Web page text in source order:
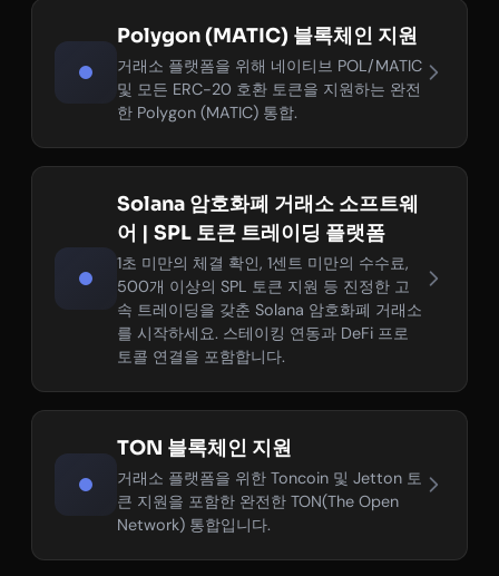
Polygon (MATIC) 블록체인 지원
거래소 플랫폼을 위해 네이티브 POL/MATIC
및 모든 ERC-20 호환 토큰을 지원하는 완전
한 Polygon (MATIC) 통합.
Solana 암호화폐 거래소 소프트웨
어 | SPL 토큰 트레이딩 플랫폼
1초 미만의 체결 확인, 1센트 미만의 수수료,
500개 이상의 SPL 토큰 지원 등 진정한 고
속 트레이딩을 갖춘 Solana 암호화폐 거래소
를 시작하세요. 스테이킹 연동과 DeFi 프로
토콜 연결을 포함합니다.
TON 블록체인 지원
거래소 플랫폼을 위한 Toncoin 및 Jetton 토
큰 지원을 포함한 완전한 TON(The Open
Network) 통합입니다.